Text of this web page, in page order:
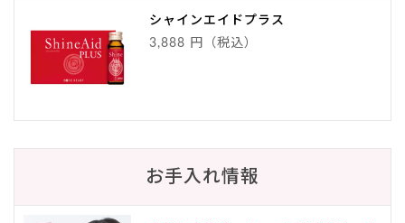
シャインエイドプラス
3,888 円（税込）
お手入れ情報